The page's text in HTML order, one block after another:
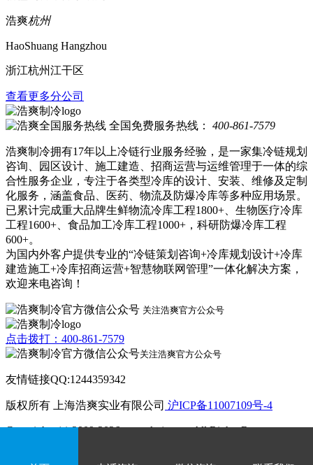
浩爽杭州
HaoShuang Hangzhou
浙江杭州江干区
查看更多分公司
全国免费服务热线： 400-861-7579
浩爽制冷拥有17年以上冷链行业服务经验，是一家集冷链规划
咨询、园区设计、施工建造、招商运营与运维管理于一体的综
合性服务企业，专注于各类型冷库的设计、安装、维修及定制
化服务，涵盖食品、医药、物流及防爆冷库等多种应用场景。
已累计完成重大品牌生鲜物流冷库工程1800+、生物医疗冷库
工程1600+、食品加工冷库工程1000+，科研防爆冷库工程
600+。
为国内外客户提供专业的“冷链策划咨询+冷库规划设计+冷库
建造施工+冷库招商运营+智慧物联网管理”一体化解决方案，
欢迎来电咨询！
关注浩爽官方公众号
点击拨打：400-861-7579
关注浩爽官方公众号
友情链接QQ:1244359342
版权所有 上海浩爽实业有限公司 沪ICP备11007109号-4
Copyrights (c) 2009-2026 www.kvjv.com All Rights Reserve.